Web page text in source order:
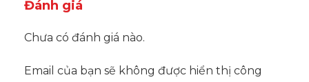
Đánh giá
Chưa có đánh giá nào.
Email của bạn sẽ không được hiển thị công